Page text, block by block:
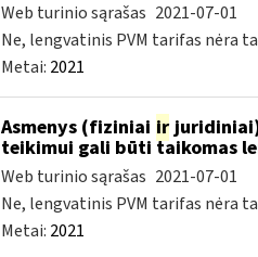
Web turinio sąrašas 2021-07-01
Ne, lengvatinis PVM tarifas nėra
Metai: 2021
Asmenys (fiziniai irjuridiniai)
teikimui gali būti taikomas
Web turinio sąrašas 2021-07-01
Ne, lengvatinis PVM tarifas nėra
Metai: 2021